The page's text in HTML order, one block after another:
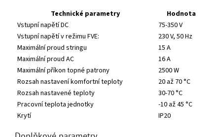
Technické parametry
Hodnota
Vstupní napětí DC
75-350 V
Vstupní napětí v režimu FVE:
230 V, 50 Hz
Maximální proud stringu
15 A
Maximální proud AC
16 A
Maximální příkon topné patrony
2500 W
Rozsah nastavení komfortní teploty
20 až 70 °C
Rozsah nastavené teploty
30-70 °C
Pracovní teplota jednotky
-10 až 45 °C
Krytí
IP20